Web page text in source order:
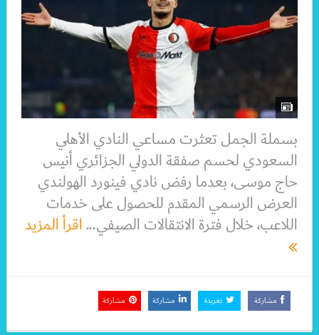
بسملة الجمل تعثرت مساعي النادي الأهلي
السعودي لحسم صفقة الدولي الجزائري أنيس
حاج موسى، بعدما رفض نادي فينورد الهولندي
العرض الرسمي المقدم للحصول على خدمات
اللاعب، خلال فترة الانتقالات الصيفي...اقرأ المزيد
مشاركة تغريدة مشاركة مشاركة